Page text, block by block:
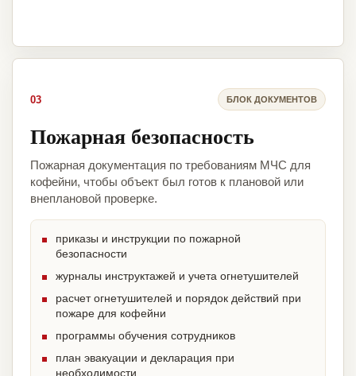
03 БЛОК ДОКУМЕНТОВ
Пожарная безопасность
Пожарная документация по требованиям МЧС для
кофейни, чтобы объект был готов к плановой или
внеплановой проверке.
приказы и инструкции по пожарной
безопасности
журналы инструктажей и учета огнетушителей
расчет огнетушителей и порядок действий при
пожаре для кофейни
программы обучения сотрудников
план эвакуации и декларация при
необходимости